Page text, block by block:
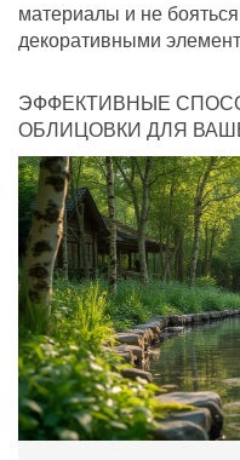
материалы и не
декоративными
ЭФФЕКТИВНЫЕ
ОБЛИЦОВКИ ДЛЯ